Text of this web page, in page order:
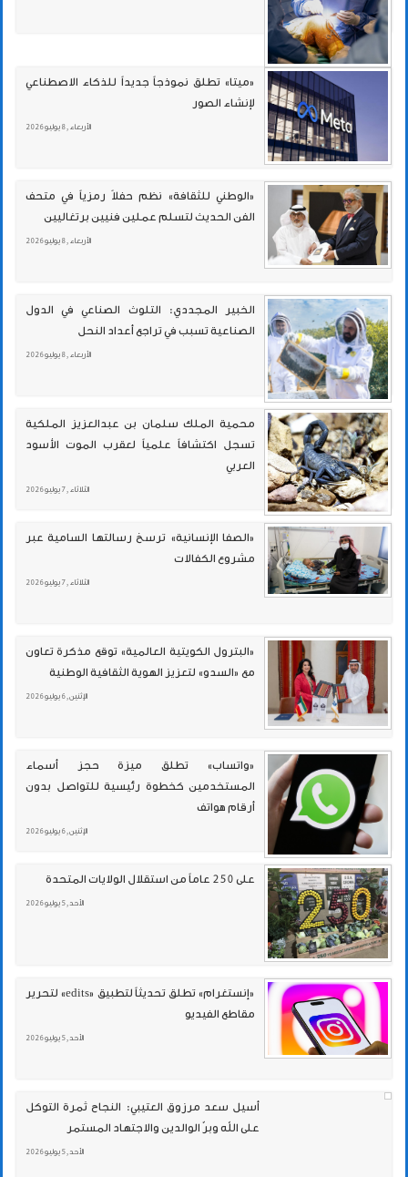
«ميتا» تطلق نموذجاً جديداً للذكاء الاصطناعي
لإنشاء الصور
الأربعاء , 8 يوليو 2026
«الوطني للثقافة» نظم حفلاً رمزياً في متحف
الفن الحديث لتسلم عملين فنيين برتغاليين
الأربعاء , 8 يوليو 2026
الخبير المجددي: التلوث الصناعي في الدول
الصناعية تسبب في تراجع أعداد النحل
الأربعاء , 8 يوليو 2026
محمية الملك سلمان بن عبدالعزيز الملكية
تسجل اكتشافاً علمياً لعقرب الموت الأسود
العربي
الثلاثاء , 7 يوليو 2026
«الصفا الإنسانية» ترسخ رسالتها السامية عبر
مشروع الكفالات
الثلاثاء , 7 يوليو 2026
«البترول الكويتية العالمية» توقع مذكرة تعاون
مع «السدو» لتعزيز الهوية الثقافية الوطنية
الإثنين , 6 يوليو 2026
«واتساب» تطلق ميزة حجز أسماء
المستخدمين كخطوة رئيسية للتواصل بدون
أرقام هواتف
الإثنين , 6 يوليو 2026
على 250 عاماً من استقلال الولايات المتحدة
الأحد , 5 يوليو 2026
«إنستغرام» تطلق تحديثاً لتطبيق «edits» لتحرير
مقاطع الفيديو
الأحد , 5 يوليو 2026
أسيل سعد مرزوق العتيبي: النجاح ثمرة التوكل
على الله وبرّ الوالدين والاجتهاد المستمر
الأحد , 5 يوليو 2026